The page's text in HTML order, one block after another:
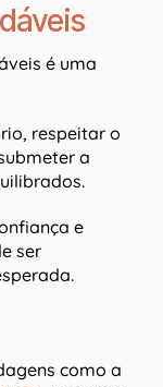
é uma
respeitar o
a
e
ser
como a